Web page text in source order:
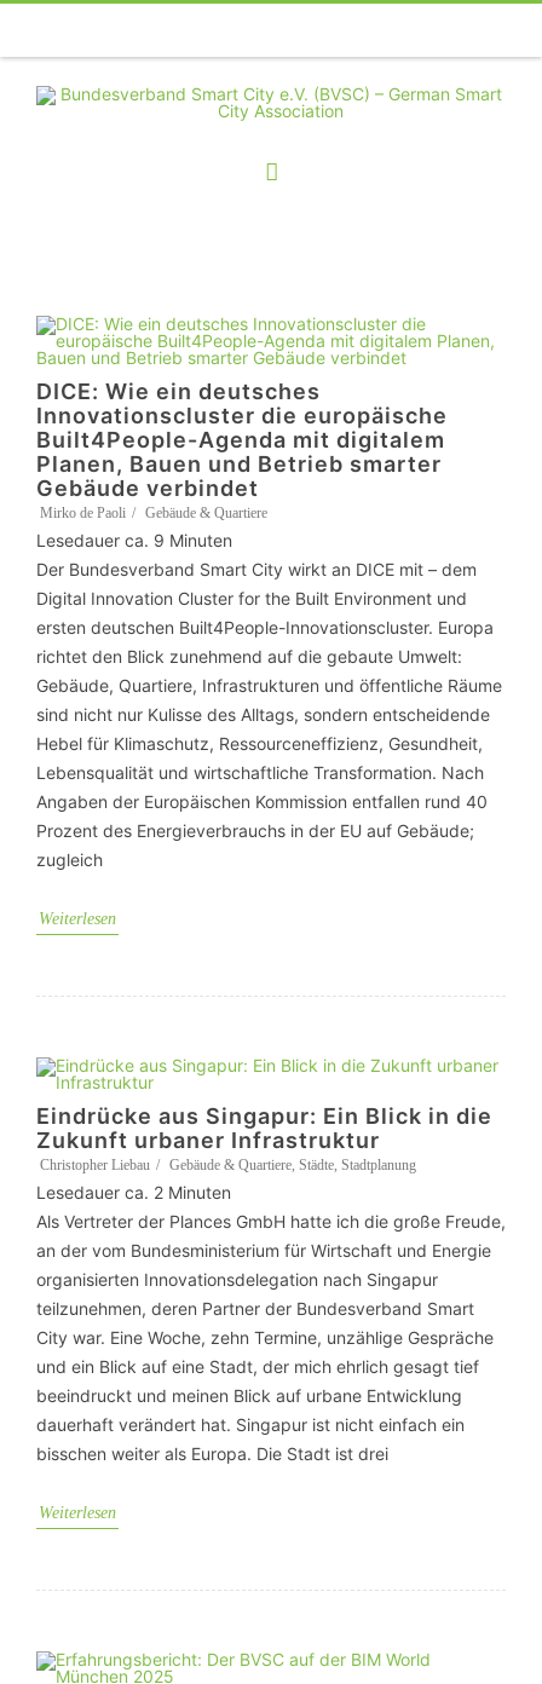
TelefonFacebookTwitterYoutubeInstagramLinkedinRSS
DICE: Wie ein deutsches
Innovationscluster die europäische
Built4People-Agenda mit digitalem
Planen, Bauen und Betrieb smarter
Gebäude verbindet
Mirko de Paoli Gebäude & Quartiere
Lesedauer ca. 9 Minuten
Der Bundesverband Smart City wirkt an DICE mit – dem
Digital Innovation Cluster for the Built Environment und
ersten deutschen Built4People-Innovationscluster. Europa
richtet den Blick zunehmend auf die gebaute Umwelt:
Gebäude, Quartiere, Infrastrukturen und öffentliche Räume
sind nicht nur Kulisse des Alltags, sondern entscheidende
Hebel für Klimaschutz, Ressourceneffizienz, Gesundheit,
Lebensqualität und wirtschaftliche Transformation. Nach
Angaben der Europäischen Kommission entfallen rund 40
Prozent des Energieverbrauchs in der EU auf Gebäude;
zugleich
Weiterlesen
Eindrücke aus Singapur: Ein Blick in die
Zukunft urbaner Infrastruktur
Christopher Liebau Gebäude & Quartiere, Städte, Stadtplanung
Lesedauer ca. 2 Minuten
Als Vertreter der Plances GmbH hatte ich die große Freude,
an der vom Bundesministerium für Wirtschaft und Energie
organisierten Innovationsdelegation nach Singapur
teilzunehmen, deren Partner der Bundesverband Smart
City war. Eine Woche, zehn Termine, unzählige Gespräche
und ein Blick auf eine Stadt, der mich ehrlich gesagt tief
beeindruckt und meinen Blick auf urbane Entwicklung
dauerhaft verändert hat. Singapur ist nicht einfach ein
bisschen weiter als Europa. Die Stadt ist drei
Weiterlesen